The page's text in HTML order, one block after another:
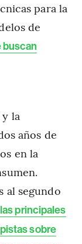
para la
de
buscan
la
años de
en la
al segundo
principales
sobre